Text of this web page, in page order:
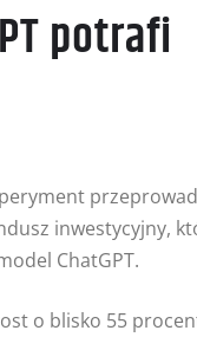
potrafi
inwestycyjny,
ChatGPT.
o blisko 55